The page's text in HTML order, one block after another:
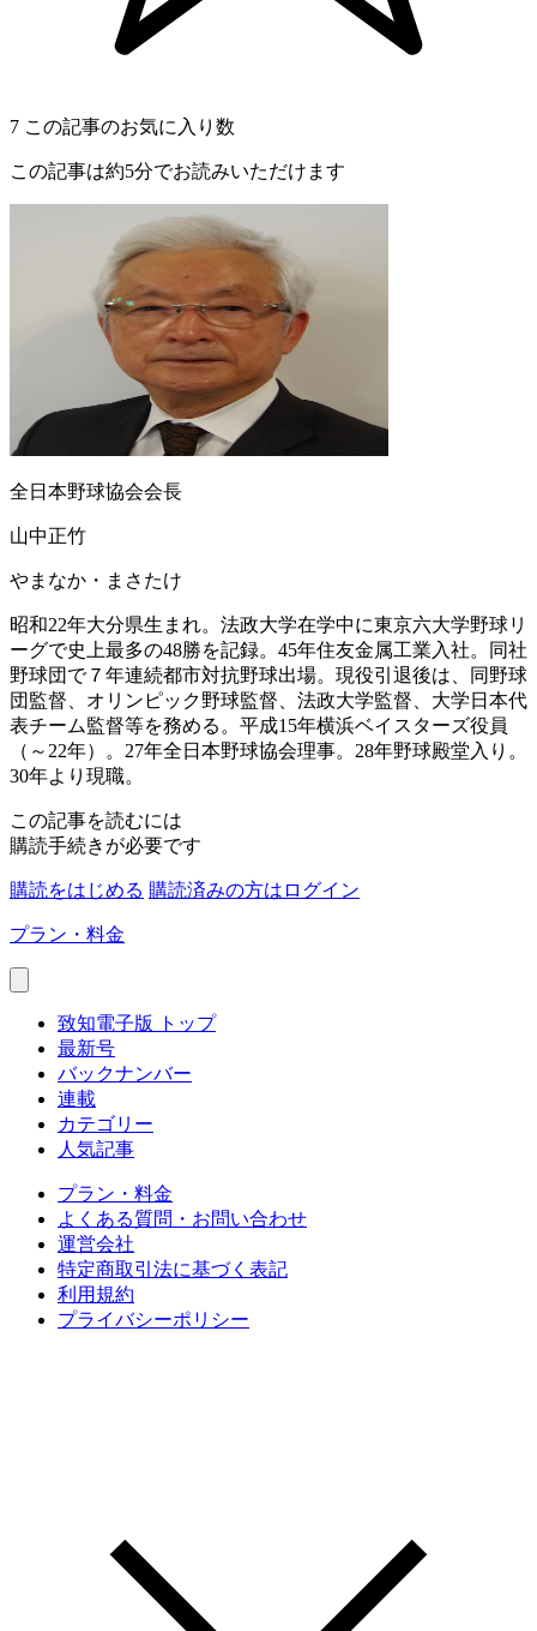
7 この記事のお気に入り数
この記事は約5分でお読みいただけます
全日本野球協会会長
山中正竹
やまなか・まさたけ
昭和22年大分県生まれ。法政大学在学中に東京六大学野球リ
ーグで史上最多の48勝を記録。45年住友金属工業入社。同社
野球団で７年連続都市対抗野球出場。現役引退後は、同野球
団監督、オリンピック野球監督、法政大学監督、大学日本代
表チーム監督等を務める。平成15年横浜ベイスターズ役員
（～22年）。27年全日本野球協会理事。28年野球殿堂入り。
30年より現職。
この記事を読むには
購読手続きが必要です
購読をはじめる 購読済みの方はログイン
プラン・料金
致知電子版 トップ
最新号
バックナンバー
連載
カテゴリー
人気記事
プラン・料金
よくある質問・お問い合わせ
運営会社
特定商取引法に基づく表記
利用規約
プライバシーポリシー